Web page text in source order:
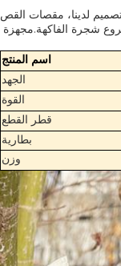
شجرة الفاكهة.مجهزة
اسم المنتج
الجهد
القوة
قطر القطع
بطارية
وزن